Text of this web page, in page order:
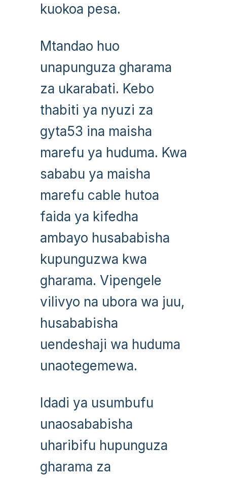
kuokoa pesa.
Mtandao huo
unapunguza gharama
za ukarabati. Kebo
thabiti ya nyuzi za
gyta53 ina maisha
marefu ya huduma. Kwa
sababu ya maisha
marefu cable hutoa
faida ya kifedha
ambayo husababisha
kupunguzwa kwa
gharama. Vipengele
vilivyo na ubora wa juu,
husababisha
uendeshaji wa huduma
unaotegemewa.
Idadi ya usumbufu
unaosababisha
uharibifu hupunguza
gharama za